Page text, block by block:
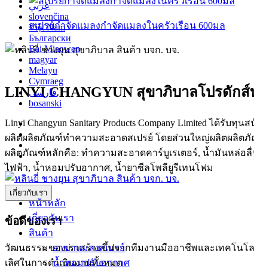
عربي
slovenčina
Việt Nam
Български
Bai Miaowen
magyar
Melayu
Cymraeg
فارسی
bosanski
หน้าหลัก
เกี่ยวกับเรา
สินค้า
ยาฆ่าแมลงสเปรย์
น้ำหอมปรับอากาศ
สเปรย์กำจัดแมลงกำจัดแมลงในครัวเรือน 600มล
LINYI CHANGYUN สุขาภิบาลโปรดักส์
Linyi Changyun Sanitary Products Company Limited ได้รั
ผลิตผลิตภัณฑ์ทำความสะอาดสเปรย์ โดยส่วนใหญ่ผลิตผลิต
ผลิตภัณฑ์หลักคือ: ทำความสะอาดคาร์บูเรเตอร์, น้ำมันหล่อลื่
ไฟฟ้า, น้ำหอมปรับอากาศ, น้ำยาซีลโพลียูรีเทนโฟม
เกี่ยวกับเรา
ข้อดีของเรา
วัฒนธรรมของเราสร้างขึ้นจากทีมงานมืออาชีพและเทคโน
เลิศในการดำเนินงานทั้งหมด